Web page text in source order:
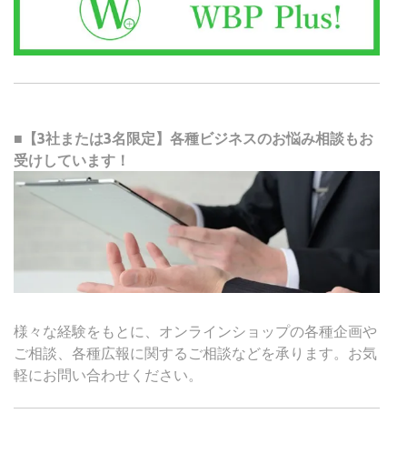
■【3社または3名限定】各種ビジネスのお悩み相談もお
受けしています！
様々な経験をもとに、オンラインショップの各種企画や
ご相談、各種広報に関するご相談などを承ります。お気
軽にお問い合わせください。